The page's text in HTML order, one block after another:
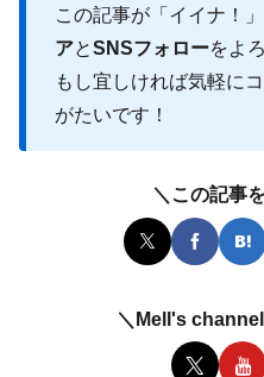
この記事が「イイナ！
アとSNSフォローをよ
もし宜しければ気軽に
がたいです！
＼この記事
＼Mell's